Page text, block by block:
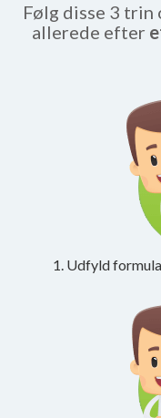
Følg disse 3
allerede efter
1. Udfyld